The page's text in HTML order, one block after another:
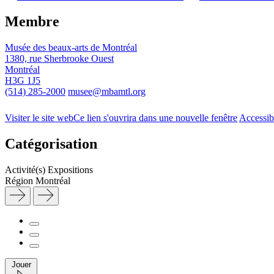
Membre
Musée des beaux-arts de Montréal
1380, rue Sherbrooke Ouest
Montréal
H3G 1J5
(514) 285-2000 musee@mbamtl.org
Visiter le site webCe lien s'ouvrira dans une nouvelle fenêtre
Catégorisation
Activité(s) Expositions
Région Montréal
Jouer